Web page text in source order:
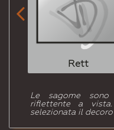
Rett

Le sagome
riflettente a
selezionata il